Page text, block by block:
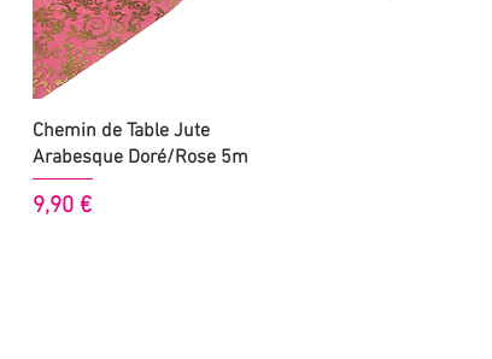
Aperçu rapide
Chemin de Table Jute
Arabesque Doré/Rose 5m
Prix
9,90 €